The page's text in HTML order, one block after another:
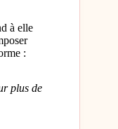
à elle
:
plus de